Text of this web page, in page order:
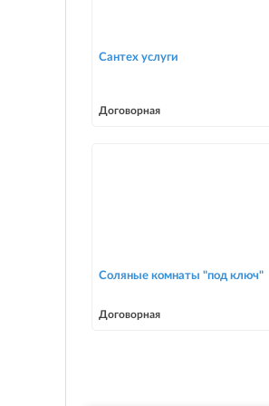
Сантех услуги
Договорная
Соляные комнаты "под ключ"
Договорная